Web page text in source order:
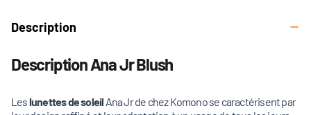
Description
Description Ana Jr Blush
Leslunettes de soleil Ana Jr de chez Komono se caractérisent par